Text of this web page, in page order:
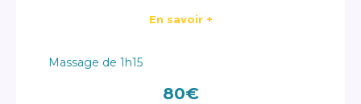
En savoir +
Massage de 1h15
80€